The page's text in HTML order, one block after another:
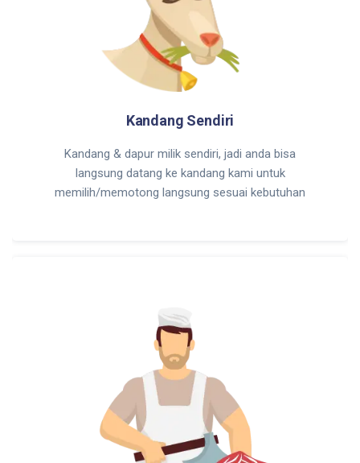
Kandang Sendiri
Kandang & dapur milik sendiri, jadi anda bisa
langsung datang ke kandang kami untuk
memilih/memotong langsung sesuai kebutuhan